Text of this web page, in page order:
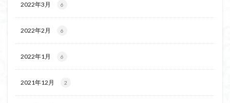
2022年3月 6
2022年2月 6
2022年1月 6
2021年12月 2